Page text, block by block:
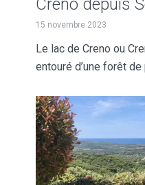
Creno depuis
15 novembre 2023
Le lac de Creno ou
entouré d’une forêt